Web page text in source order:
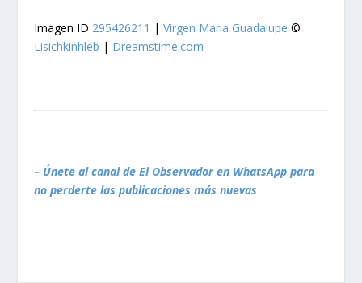
Imagen ID 295426211 |Virgen Maria Guadalupe ©
Lisichkinhleb | Dreamstime.com
– Únete al canal de El Observador en WhatsApp para
no perderte las publicaciones más nuevas